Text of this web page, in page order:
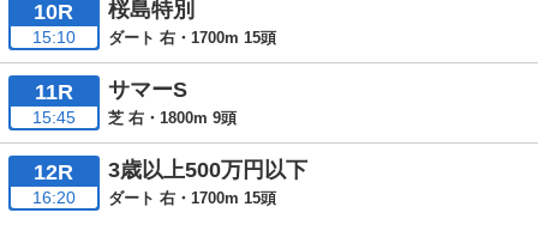
10R
15:10
桜島特別
ダート 右・1700m 15頭
11R
15:45
サマーS
芝 右・1800m 9頭
12R
16:20
3歳以上500万円以下
ダート 右・1700m 15頭